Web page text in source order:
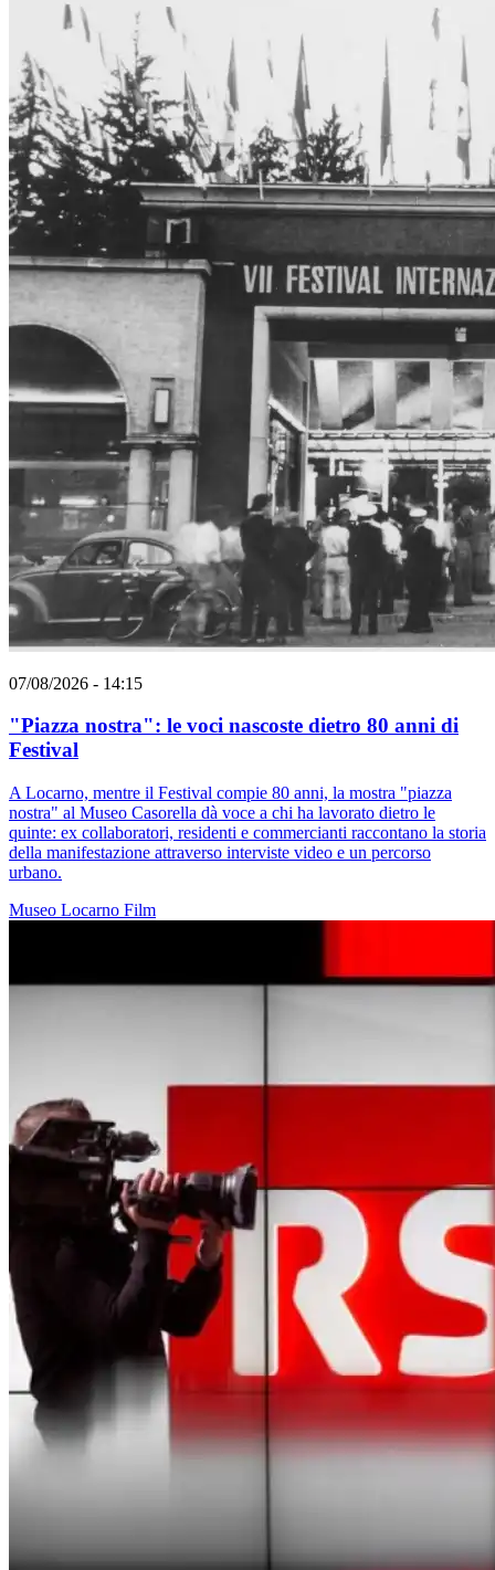
07/08/2026 - 14:15
"Piazza nostra": le voci nascoste dietro 80 anni di
Festival
A Locarno, mentre il Festival compie 80 anni, la mostra "piazza
nostra" al Museo Casorella dà voce a chi ha lavorato dietro le
quinte: ex collaboratori, residenti e commercianti raccontano la storia
della manifestazione attraverso interviste video e un percorso
urbano.
Museo Locarno Film